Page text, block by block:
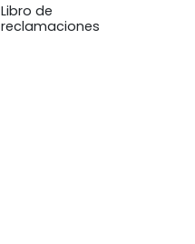
Libro de
reclamaciones